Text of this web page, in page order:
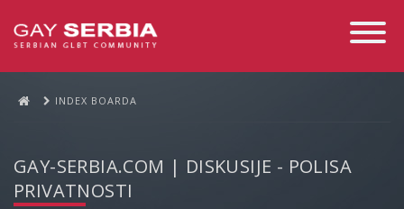
Toggle
INDEX BOARDA
GAY-SERBIA.COM | DISKUSIJE - POLISA
PRIVATNOSTI